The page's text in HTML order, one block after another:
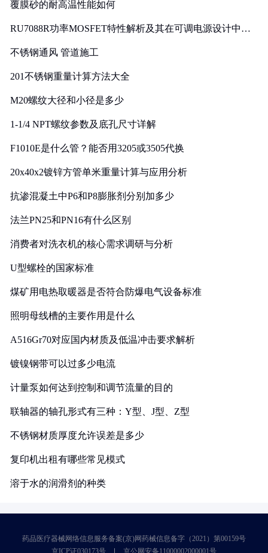
覆膜砂的耐高温性能如何
RU7088R功率MOSFET特性解析及其在可调电源设计中的
不锈钢通风 管道施工
201不锈钢重量计算方法大全
M20螺纹大径和小径是多少
1-1/4 NPT螺纹参数及底孔尺寸详解
F1010E是什么管？能否用3205或3505代换
20x40x2镀锌方管单米重量计算与应用分析
抗渗混凝土中P6和P8膨胀剂分别加多少
法兰PN25和PN16有什么区别
消费者对洗衣机的核心需求调研与分析
U型螺栓的国家标准
煤矿用电热取暖器是否符合防爆电气设备标准
照明母线槽的主要作用是什么
A516Gr70对应国内材质及低温冲击要求解析
镀镍钢带可以过多少电流
计量泵如何达到控制和调节流量的目的
联轴器的轴孔形式有三种：Y型、J型、Z型
不锈钢材质厚度允许误差是多少
复印机出租有哪些常见模式
溶于水的润滑剂的种类
药品医疗器械网络信息服务备案(京)网药械信息备字（2021）第00159号
京ICP证030173号
京公网安备11000002000001号